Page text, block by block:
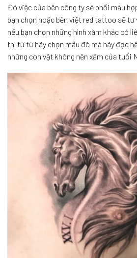
Đó việc của bên công ty sẽ phối màu
bạn chọn hoặc bên việt red tattoo sẽ tư
nếu bạn chọn những hình xăm khác có
thì từ từ hãy chọn mẫu đó mà hãy đọc
những con vật không nên xăm của tuổi